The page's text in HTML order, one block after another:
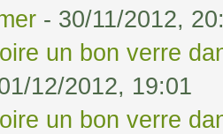
- 30/11/2012,
un bon verre
12/2012, 19:01
un bon verre